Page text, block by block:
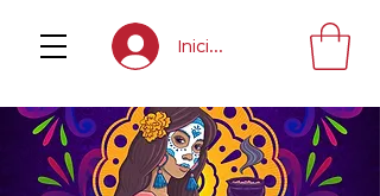
Inicia sesión